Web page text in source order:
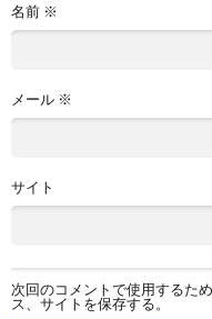
名前 ※
メール ※
サイト
次回のコメントで使用するた
ス、サイトを保存する。